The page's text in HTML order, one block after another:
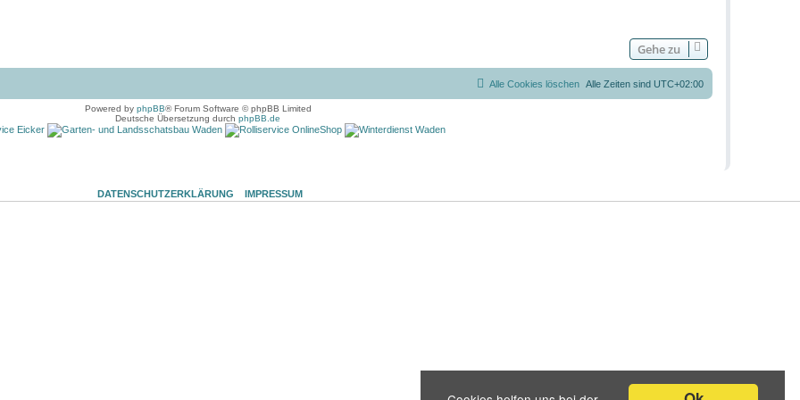
Gehe zu
Alle Zeiten sind UTC+02:00
Alle Cookies löschen
Powered by phpBB® Forum Software © phpBB Limited
Deutsche Übersetzung durch phpBB.de
DATENSCHUTZERKLÄRUNG IMPRESSUM